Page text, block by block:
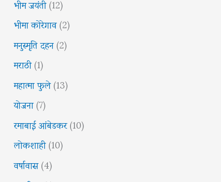
भीमा कोरेगाव(2)
मनुस्मृति दहन(2)
मराठी(1)
महात्मा फुले(13)
योजना(7)
रमाबाई आंबेडकर(10)
लोकशाही(10)
वर्षावास(4)